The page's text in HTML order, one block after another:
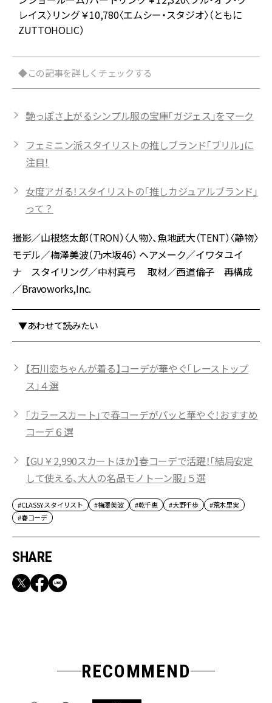
レイス〉リング￥10,780〈エムシー・スタジオ〉（ともに
ZUTTOHOLIC）
◆この記事を詳しくチェックする
艶っぽさ上がるシンプル服の宝庫「ガジェス」をマーク
フェミニン派スタイリストの推しブランド「ブリル」に
注目！
女度アガる！スタイリストの「推しカジュアルブランド」
って？
撮影／山根悠太郎（TRON）〈人物〉、魚地武大（TENT）〈静物〉
モデル／梅澤美波（乃木坂46） ヘアメーク／イワタユイ
ナ スタイリング／中村真弓 取材／西道倫子 再構成
／Bravoworks,Inc.
▼あわせて読みたい
【石川恋ちゃんが着る】コーデが華やぐ「レーストップ
ス」４選
「カラースカート」で春コーデがパッと華やぐ！おすすめ
コーデ６選
【GU￥2,990スカートほか】春コーデで活躍！「結局安定
して使える、大人の名品モノトーン服」５選
#CLASSY.スタイリスト #梅澤美波 #乾千恵 #大野千歩
#荒木里実
#春コーデ
SHARE
RECOMMEND